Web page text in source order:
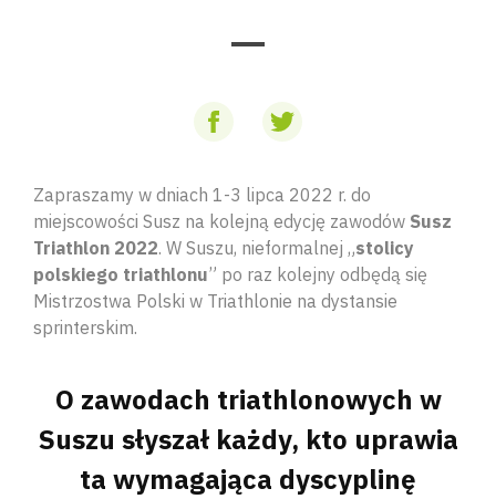
Zapraszamy w dniach 1-3 lipca 2022 r. do
miejscowości Susz na kolejną edycję zawodów Susz
Triathlon 2022. W Suszu, nieformalnej „stolicy
polskiego triathlonu” po raz kolejny odbędą się
Mistrzostwa Polski w Triathlonie na dystansie
sprinterskim.
O zawodach triathlonowych w
Suszu słyszał każdy, kto uprawia
ta wymagająca dyscyplinę